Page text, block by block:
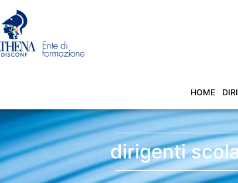
HOME
dirigenti